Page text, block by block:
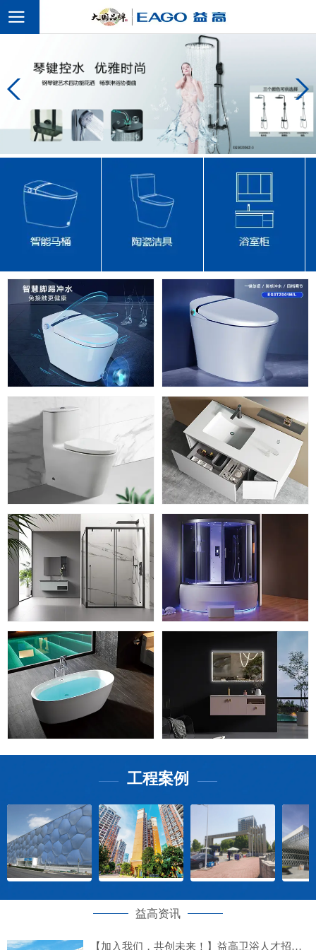
—— 工程案例 ——
益高资讯
【加入我们，共创未来！】益高卫浴人才招募计划正式启动